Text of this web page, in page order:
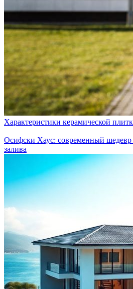
Характеристики керамической
Осифски Хаус: современный шедевр
залива